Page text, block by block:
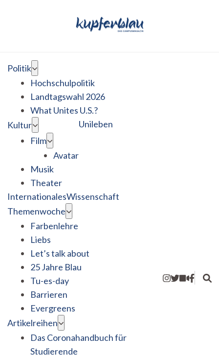
Politik
Hochschulpolitik
Landtagswahl 2026
What Unites U.S.?
Kultur
Film
Avatar
Musik
Theater
Unileben
InternationalesWissenschaft
Themenwoche
Farbenlehre
Liebs
Let’s talk about
25 Jahre Blau
Tu-es-day
Barrieren
Evergreens
Artikelreihen
Das Coronahandbuch für
Studierende